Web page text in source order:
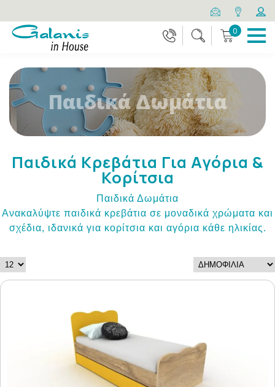
0
Παιδικά Δωμάτια
Παιδικά Κρεβάτια Για Αγόρια &
Κορίτσια
Παιδικά Δωμάτια
Ανακαλύψτε παιδικά κρεβάτια σε μοναδικά χρώματα και
σχέδια, ιδανικά για κορίτσια και αγόρια κάθε ηλικίας.